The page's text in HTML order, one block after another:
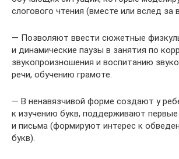
слогового чтения (вместе или вслед за
— Позволяют ввести сюжетные
и динамические паузы в занятия по
звукопроизношения и воспитанию
речи, обучению грамоте.
— В ненавязчивой форме создают у
к изучению букв, поддерживают
и письма (формируют интерес к
букв).